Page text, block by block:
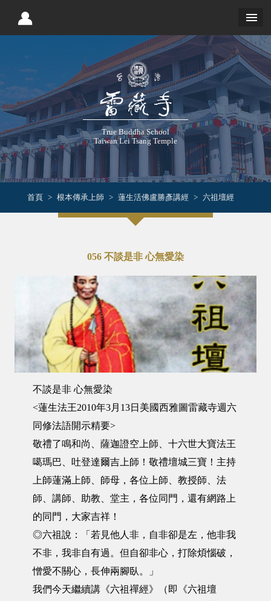
True Buddha School
Taiwan Lei Tsang Temple
首頁 根本傳承上師 蓮生活佛盧勝彥講經 六祖壇經
056 不談是非 心無愛染
不談是非 心無愛染
<蓮生法王2010年3月13日美國西雅圖雷藏寺週六
同修法語開示精要>
敬禮了鳴和尚、薩迦證空上師、十六世大寶法王
噶瑪巴、吐登達爾吉上師！敬禮壇城三寶！主持
上師蓮滿上師、師母，各位上師、教授師、法
師、講師、助教、堂主，各位同門，還有網路上
的同門，大家吉祥！
◎六祖說：「若見他人非，自非卻是左，他非我
不非，我非自有過。但自卻非心，打除煩惱破，
憎愛不關心，長伸兩腳臥。」
我們今天繼續講《六祖禪經》（即《六祖壇